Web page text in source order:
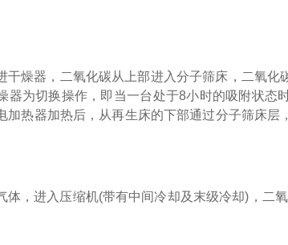
干燥器，二氧化碳从上部进入分子筛床，二氧
器为切换操作，即当一台处于8小时的吸附状态
加热器加热后，从再生床的下部通过分子筛床
体，进入压缩机(带有中间冷却及末级冷却) ，二